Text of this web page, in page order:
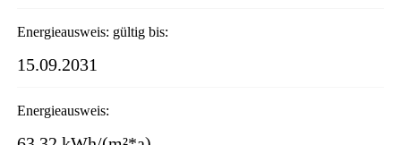
Energieausweis: gültig bis:
15.09.2031
Energieausweis: